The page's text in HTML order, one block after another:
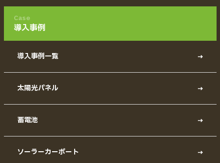
Case
導入事例
導入事例一覧
太陽光パネル
蓄電池
ソーラーカーポート